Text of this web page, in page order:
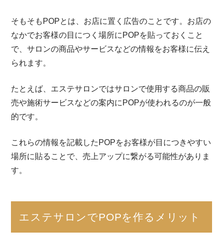
そもそもPOPとは、お店に置く広告のことです。お店の
なかでお客様の目につく場所にPOPを貼っておくこと
で、サロンの商品やサービスなどの情報をお客様に伝え
られます。
たとえば、エステサロンではサロンで使用する商品の販
売や施術サービスなどの案内にPOPが使われるのが一般
的です。
これらの情報を記載したPOPをお客様が目につきやすい
場所に貼ることで、売上アップに繋がる可能性がありま
す。
エステサロンでPOPを作るメリット